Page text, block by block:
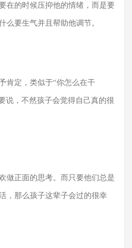
在的时候压抑他的情绪，而是要
么要生气并且帮助他调节。
肯定，类似于“你怎么在干
说，不然孩子会觉得自己真的很
做正面的思考。而只要他们总是
，那么孩子这辈子会过的很幸